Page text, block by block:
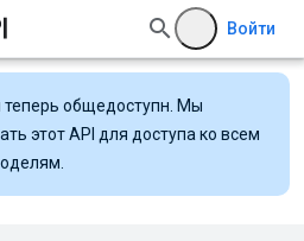
Войти
теперь общедоступн. Мы
этот API для доступа ко всем